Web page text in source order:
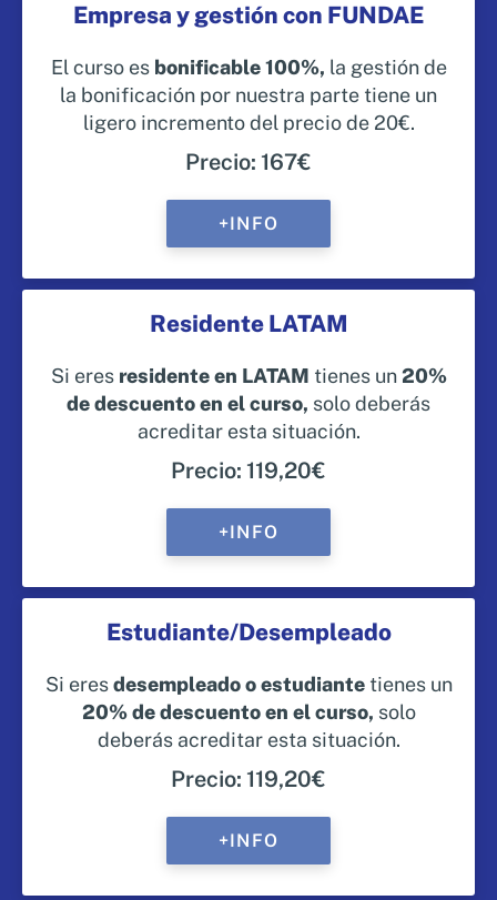
Empresa y gestión con FUNDAE
El curso es bonificable 100%, la gestión de
la bonificación por nuestra parte tiene un
ligero incremento del precio de 20€.
Precio: 167€
+INFO
Residente LATAM
Si eres residente en LATAM tienes un20%
de descuento en el curso, solo deberás
acreditar esta situación.
Precio: 119,20€
+INFO
Estudiante/Desempleado
Si eresdesempleado o estudiantetienes un
20% de descuento en el curso, solo
deberás acreditar esta situación.
Precio: 119,20€
+INFO